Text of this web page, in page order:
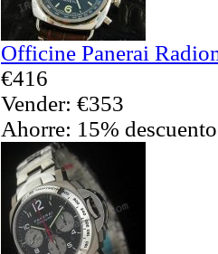
Officine Panerai
€416
Vender: €353
Ahorre: 15% descuento